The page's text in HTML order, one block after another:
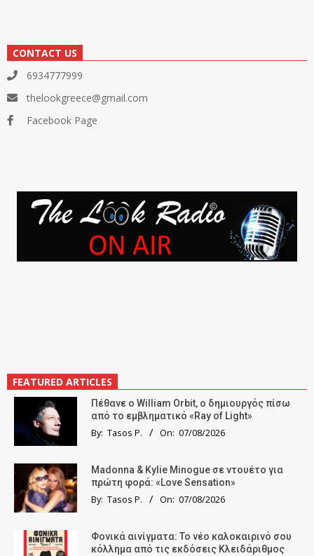
CONTACT US
6934777999
thelookgreece@gmail.com
Facebook Page
FEATURED ARTICLES
Πέθανε ο William Orbit, ο δημιουργός πίσω
από το εμβληματικό «Ray of Light»
By: Tasos P. On: 07/08/2026
Madonna & Kylie Minogue σε ντουέτο για
πρώτη φορά: «Love Sensation»
By: Tasos P. On: 07/08/2026
Φονικά αινίγματα: Το νέο καλοκαιρινό σου
κόλλημα από τις εκδόσεις Κλειδάριθμος